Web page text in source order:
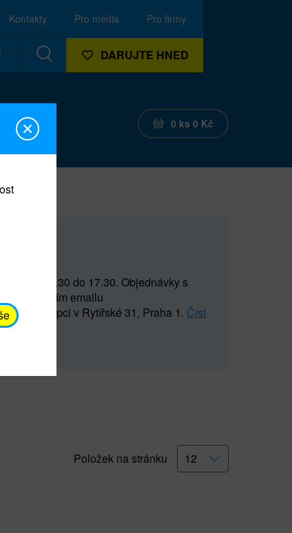
Kontakty Pro média Pro firmy
DARUJTE HNED
0 ks 0 Kč
a od 15.30 do 17.30. Objednávky s
emailu
na recepci v Rytířské 31, Praha 1. Číst
Položek na stránku